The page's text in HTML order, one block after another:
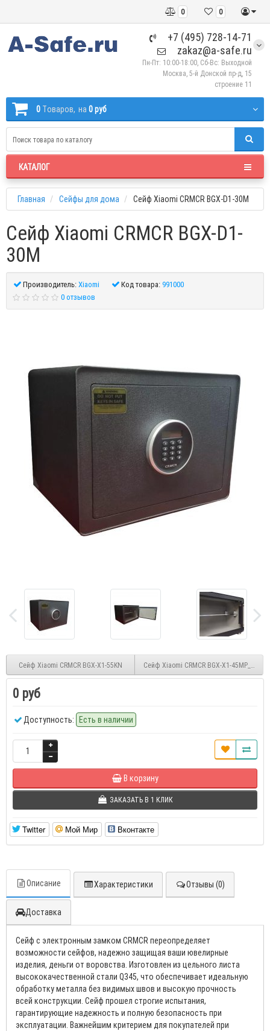
0
0
+7 (495) 728-14-71
zakaz@a-safe.ru
Пн-Пт: 10:00-18:00, Сб-Вс: Выходной
Москва, 5-й Донской пр-д, 15
строение 11
0 Tоваров, на 0 руб
КАТАЛОГ
Главная Сейфы для дома Сейф Xiaomi CRMCR BGX-D1-30M
Сейф Xiaomi CRMCR BGX-D1-
30M
Производитель:Xiaomi Код товара:991000
0 отзывов
Сейф Xiaomi CRMCR BGX-X1-55KN Сейф Xiaomi CRMCR BGX-X1-45MP_black
0 руб
Доступность: Есть в наличии
В корзину
ЗАКАЗАТЬ В 1 КЛИК
Twitter Мой Мир Вконтакте
Описание Характеристики Отзывы (0)
Доставка
Сейф с электронным замком CRMCR переопределяет
возможности сейфов, надежно защищая ваши ювелирные
изделия, деньги от воровства. Изготовлен из цельного листа
высококачественной стали Q345, что обеспечивает идеальную
обработку металла без видимых швов и высокую прочность
всей конструкции. Сейф прошел строгие испытания,
гарантирующие надежность и полную безопасность при
эксплуатации. Важнейшим критерием для покупателей при